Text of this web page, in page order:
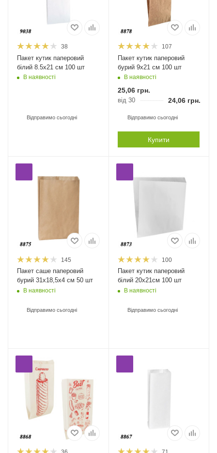
38
Пакет кутик паперовий
білий 8.5х21 см 100 шт
В наявності
Відправимо сьогодні
107
Пакет кутик паперовий
бурий 9х21 см 100 шт
В наявності
25,06грн.
від 30 24,06грн.
Відправимо сьогодні
Купити
145
Пакет саше паперовий
бурий 31х18,5х4 см 50 шт
В наявності
Відправимо сьогодні
100
Пакет кутик паперовий
білий 20х21см 100 шт
В наявності
Відправимо сьогодні